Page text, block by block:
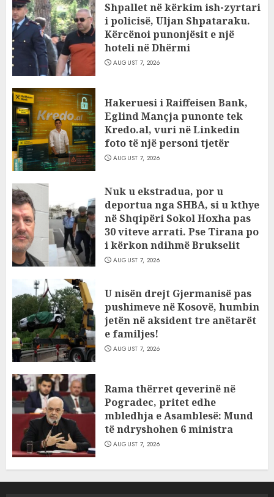
Shpallet në kërkim ish-zyrtari
i policisë, Uljan Shpataraku.
Kërcënoi punonjësit e një
hoteli në Dhërmi
AUGUST 7, 2026
Hakeruesi i Raiffeisen Bank,
Eglind Mançja punonte tek
Kredo.al, vuri në Linkedin
foto të një personi tjetër
AUGUST 7, 2026
Nuk u ekstradua, por u
deportua nga SHBA, si u kthye
në Shqipëri Sokol Hoxha pas
30 viteve arrati. Pse Tirana po
i kërkon ndihmë Brukselit
AUGUST 7, 2026
U nisën drejt Gjermanisë pas
pushimeve në Kosovë, humbin
jetën në aksident tre anëtarët
e familjes!
AUGUST 7, 2026
Rama thërret qeverinë në
Pogradec, pritet edhe
mbledhja e Asamblesë: Mund
të ndryshohen 6 ministra
AUGUST 7, 2026